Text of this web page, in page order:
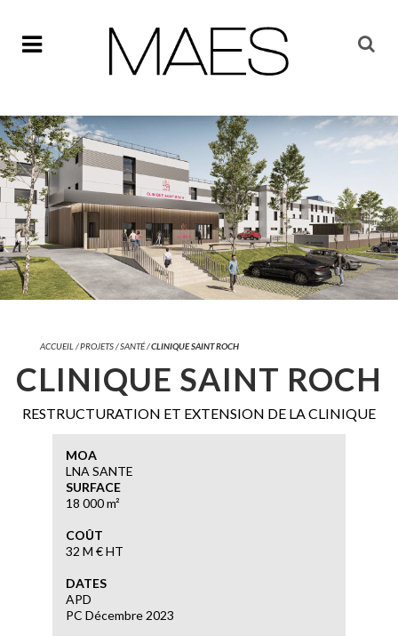
ACCUEIL /PROJETS/SANTÉ/CLINIQUE SAINT ROCH
CLINIQUE SAINT ROCH
RESTRUCTURATION ET EXTENSION DE LA CLINIQUE
MOA
LNA SANTE
SURFACE
18 000 m²
COÛT
32 M € HT
DATES
APD
PC Décembre 2023